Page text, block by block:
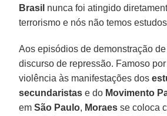
Brasil nunca foi atingido
terrorismo e nós não temos
Aos episódios de demonstração
discurso de repressão. Famoso
violência às manifestações dos
secundaristas e do Movimento
em São Paulo, Moraes se coloca